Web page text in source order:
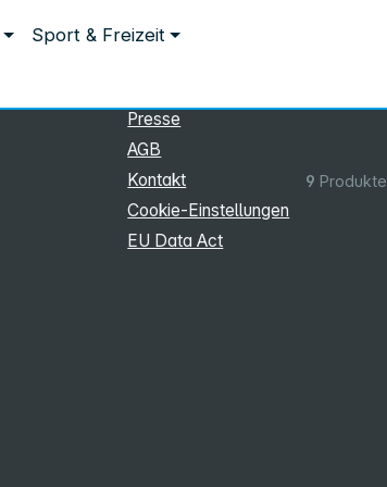
Sport & Freizeit
9 Produkte
Presse
AGB
Kontakt
Cookie‑Einstellungen
EU Data Act